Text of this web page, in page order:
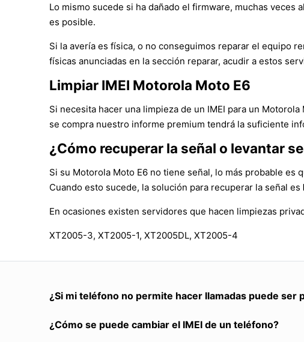
Lo mismo sucede si ha dañado el firmware, muchas
es posible.
Si la avería es física, o no conseguimos reparar el equipo
físicas anunciadas en la sección reparar, acudir a estos
Limpiar IMEI Motorola Moto E6
Si necesita hacer una limpieza de un IMEI para un
se compra nuestro informe premium tendrá la suficiente
¿Cómo recuperar la señal o levantar
Si su Motorola Moto E6 no tiene señal, lo más probable es
Cuando esto sucede, la solución para recuperar la señal es
En ocasiones existen servidores que hacen limpiezas
XT2005-3, XT2005-1, XT2005DL, XT2005-4
¿Si mi teléfono no permite hacer llamadas puede ser
¿Cómo se puede cambiar el IMEI de un teléfono?